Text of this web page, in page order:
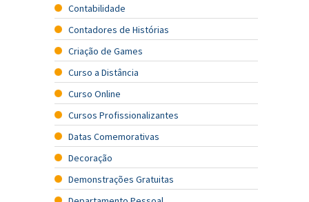
Contabilidade
Contadores de Histórias
Criação de Games
Curso a Distância
Curso Online
Cursos Profissionalizantes
Datas Comemorativas
Decoração
Demonstrações Gratuitas